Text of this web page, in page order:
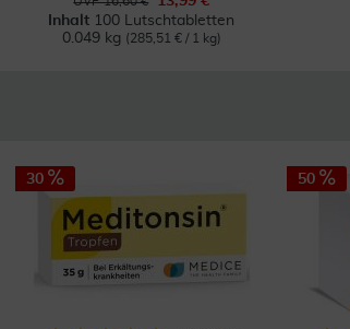
Inhalt 100 Lutschtabletten
0.049 kg (285,51 € / 1 kg)
30 50